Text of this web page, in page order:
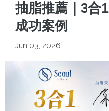
抽脂推薦｜3合
成功案例
Jun 03, 2026